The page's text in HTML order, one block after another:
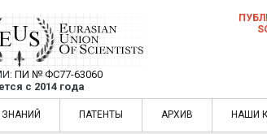
Ученых — публикация
журнале
ПИ № ФС77-63060
с 2014 года
научных статей в ежемесячном
ЗНАНИЙ ПАТЕНТЫ АРХИВ НАШИ